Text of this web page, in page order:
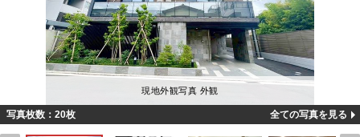
現地外観写真 外観
写真枚数：20枚 全ての写真を見る